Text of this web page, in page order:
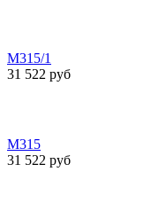
М315/1
31 522 руб
М315
31 522 руб